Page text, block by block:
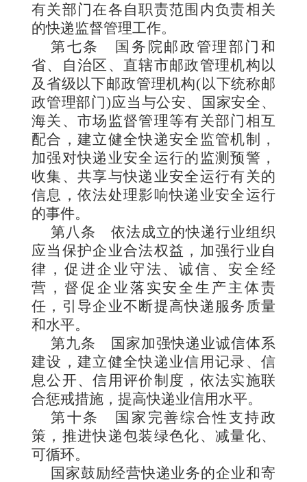
有关部门在各自职责范围内负责相关
的快递监督管理工作。
第七条
国务院邮政管理部门和
省、自治区、直辖市邮政管理机构以
及省级以下邮政管理机构(以下统称邮
政管理部门)应当与公安、国家安全、
海关、市场监督管理等有关部门相互
配合，建立健全快递安全监管机制，
加强对快递业安全运行的监测预警，
收集、共享与快递业安全运行有关的
信息，依法处理影响快递业安全运行
的事件。
第八条 依法成立的快递行业组织
应当保护企业合法权益，加强行业自
律，促进企业守法、诚信、安全经
营，督促企业落实安全生产主体责
任，引导企业不断提高快递服务质量
和水平。
第九条
国家加强快递业诚信体系
建设，建立健全快递业信用记录、信
息公开、信用评价制度，依法实施联
合惩戒措施，提高快递业信用水平。
第十条
国家完善综合性支持政
策，推进快递包装绿色化、减量化、
可循环。
国家鼓励经营快递业务的企业和寄